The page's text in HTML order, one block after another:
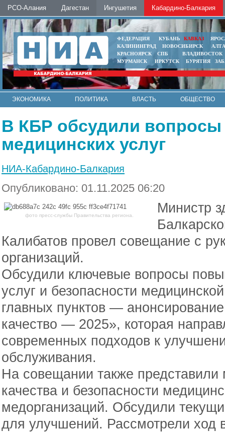
РСО-Алания Дагестан Ингушетия Кабардино-Балкария
ФЕДЕРАЦИЯ КУБАНЬ КАВКАЗ
КАЛИНИНГРАД
НОВОСИБИРСК
КРАСНОЯРСК
СПБ
ВЛАДИВОСТОК
МУРМАНСК
ИРКУТСК БУРЯТИЯ
ЭКОНОМИКА ПОЛИТИКА ВЛАСТЬ
ОБЩЕСТВО
В КБР обсудили
медицинских услуг
НИА-Кабардино-Балкария
Опубликовано: 01.11.2025 06:20
фото пресс-службы Правительства региона.
Министр
Калибатов провел совещание с
организаций.
Обсудили ключевые вопросы
услуг и безопасности
главных пунктов —
качество — 2025», которая
современных подходов к
обслуживания.
На совещании также представили
качества и безопасности
медорганизаций. Обсудили
для улучшений. Рассмотрели ход